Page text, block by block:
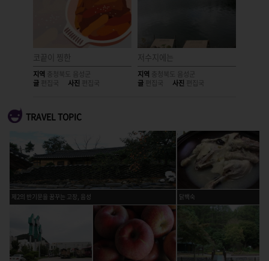
코끝이 찡한
지역 충청북도 음성군
글 편집국 사진 편집국
저수지에는
지역 충청북도 음성군
글 편집국 사진 편집국
TRAVEL TOPIC
닭백숙
제2의 반기문을 꿈꾸는 고장, 음성